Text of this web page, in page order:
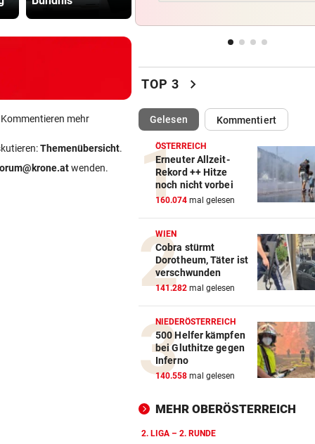
mehr
Themenübersicht.
wenden.
Feuerpause haben
Störfeuer aus
DREI WEHREN IM EINSATZ
Wegen Feuer in Sauna
Haus eingeäschert
ELTERN SCHLUGEN ALARM vor
Lottogewinner schickte
Bilder an Teenager
TOP 3 chevron_right
Gelesen(ausgewählt)Kommentiert
ÖSTERREICH
Erneuter Allzeit-
Rekord ++ Hitze
noch nicht vorbei
160.074 mal gelesen
WIEN
Cobra stürmt
Dorotheum, Täter ist
verschwunden
141.282 mal gelesen
NIEDERÖSTERREICH
500 Helfer kämpfen
bei Gluthitze gegen
Inferno
140.558 mal gelesen
MEHR OBERÖSTERREICH
2. LIGA – 2. RUNDE